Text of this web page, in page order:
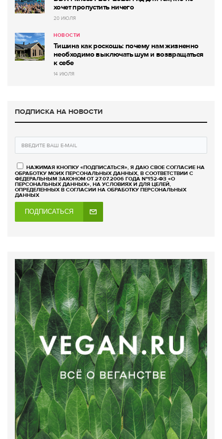
хочет пропустить ничего
20 ИЮЛЯ
НОВОСТИ
Тишина как роскошь: почему нам жизненно
необходимо выключать шум и возвращаться
к себе
14 ИЮЛЯ
ПОДПИСКА НА НОВОСТИ
НАЖИМАЯ КНОПКУ «ПОДПИСАТЬСЯ», Я ДАЮ СВОЕ СОГЛАСИЕ НА
ОБРАБОТКУ МОИХ ПЕРСОНАЛЬНЫХ ДАННЫХ, В СООТВЕТСТВИИ С
ФЕДЕРАЛЬНЫМ ЗАКОНОМ ОТ 27.07.2006 ГОДА №152-ФЗ «О
ПЕРСОНАЛЬНЫХ ДАННЫХ», НА УСЛОВИЯХ И ДЛЯ ЦЕЛЕЙ,
ОПРЕДЕЛЕННЫХ В СОГЛАСИИ НА ОБРАБОТКУ ПЕРСОНАЛЬНЫХ
ДАННЫХ
ПОДПИСАТЬСЯ